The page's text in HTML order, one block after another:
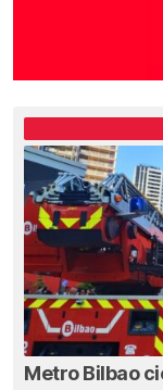
Metro Bilbao